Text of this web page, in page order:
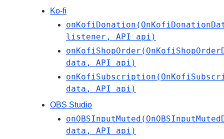
Ko-fi
listener, API api)
data, API api)
data, API api)
OBS Studio
data, API api)